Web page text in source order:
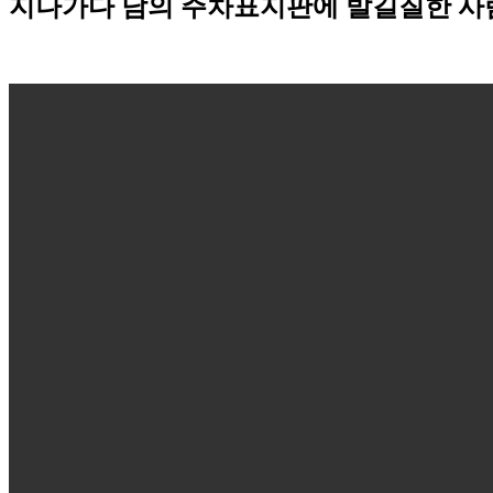
지나가다 남의 주차표지판에 발길질한 사